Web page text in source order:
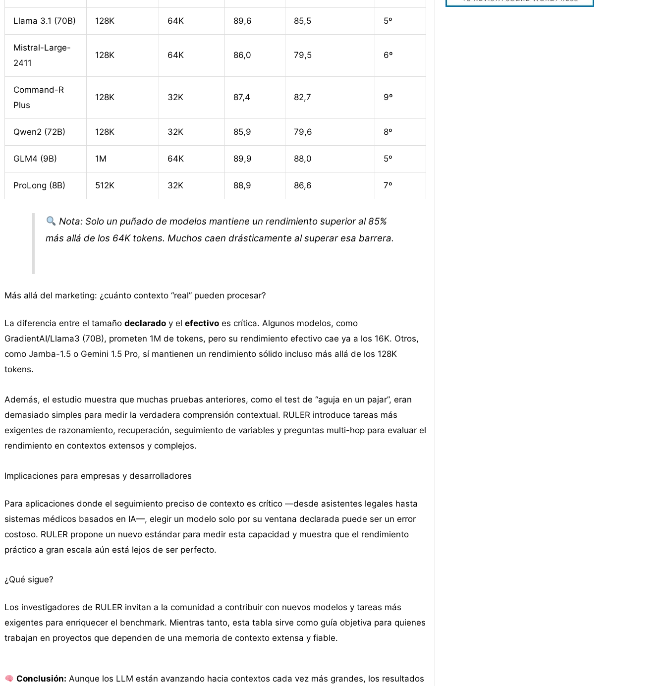
Llama 3.1 (70B) 128K 64K 89,6 85,5 5º
Mistral-Large-
2411
128K 64K 86,0 79,5 6º
Command-R
Plus
128K 32K 87,4 82,7 9º
Qwen2 (72B) 128K 32K 85,9 79,6 8º
GLM4 (9B) 1M 64K 89,9 88,0 5º
ProLong (8B) 512K 32K 88,9 86,6 7º
Nota: Solo un puñado de modelos mantiene un rendimiento superior al 85%
más allá de los 64K tokens. Muchos caen drásticamente al superar esa barrera.
Más allá del marketing: ¿cuánto contexto “real” pueden procesar?
La diferencia entre el tamaño declaradoy el efectivoes crítica. Algunos modelos, como
GradientAI/Llama3 (70B), prometen 1M de tokens, pero su rendimiento efectivo cae ya a los 16K. Otros,
como Jamba-1.5 o Gemini 1.5 Pro, sí mantienen un rendimiento sólido incluso más allá de los 128K
tokens.
Además, el estudio muestra que muchas pruebas anteriores, como el test de “aguja en un pajar”, eran
demasiado simples para medir la verdadera comprensión contextual. RULER introduce tareas más
exigentes de razonamiento, recuperación, seguimiento de variables y preguntas multi-hop para evaluar el
rendimiento en contextos extensos y complejos.
Implicaciones para empresas y desarrolladores
Para aplicaciones donde el seguimiento preciso de contexto es crítico —desde asistentes legales hasta
sistemas médicos basados en IA—, elegir un modelo solo por su ventana declarada puede ser un error
costoso. RULER propone un nuevo estándar para medir esta capacidad y muestra que el rendimiento
práctico a gran escala aún está lejos de ser perfecto.
¿Qué sigue?
Los investigadores de RULER invitan a la comunidad a contribuir con nuevos modelos y tareas más
exigentes para enriquecer el benchmark. Mientras tanto, esta tabla sirve como guía objetiva para quienes
trabajan en proyectos que dependen de una memoria de contexto extensa y fiable.
Conclusión: Aunque los LLM están avanzando hacia contextos cada vez más grandes, los resultados